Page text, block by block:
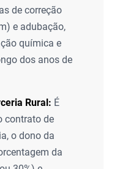
de correção
e adubação,
química e
dos anos de
Rural: É
contrato de
o dono da
da